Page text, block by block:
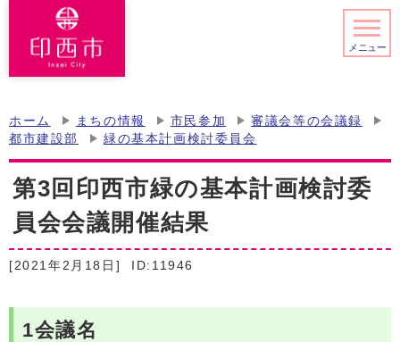
メニュー
ホーム まちの情報 市民参加
審議会等の会議録
都市建設部
緑の基本計画検討委員会
第3回印西市緑の基本計画検討委
員会会議開催結果
[2021年2月18日] ID:11946
1会議名